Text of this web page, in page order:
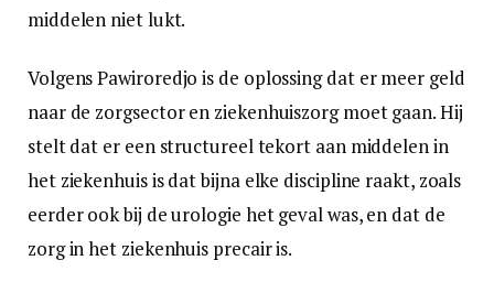
middelen niet lukt.
Volgens Pawiroredjo is de oplossing dat er meer geld
naar de zorgsector en ziekenhuiszorg moet gaan. Hij
stelt dat er een structureel tekort aan middelen in
het ziekenhuis is dat bijna elke discipline raakt, zoals
eerder ook bij de urologie het geval was, en dat de
zorg in het ziekenhuis precair is.